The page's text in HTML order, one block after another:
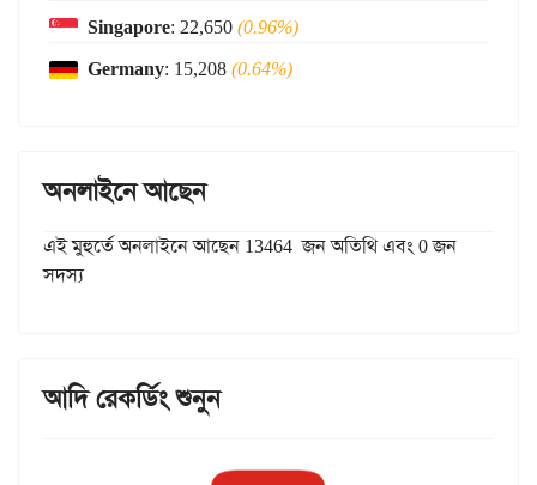
Singapore: 22,650(0.96%)
Germany: 15,208(0.64%)
অনলাইনে আছেন
এই মুহুর্তে অনলাইনে আছেন 13464 জন অতিথি এবং 0 জন
সদস্য
আদি রেকর্ডিং শুনুন